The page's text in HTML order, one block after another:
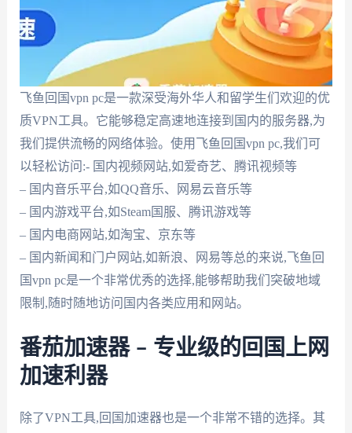
飞鱼回国vpn pc是一款深受海外华人和留学生们欢迎的优
质VPN工具。它能够稳定高速地连接到国内的服务器,为
我们提供流畅的网络体验。使用飞鱼回国vpn pc,我们可
以轻松访问:- 国内视频网站,如爱奇艺、腾讯视频等
– 国内音乐平台,如QQ音乐、网易云音乐等
– 国内游戏平台,如Steam国服、腾讯游戏等
– 国内电商网站,如淘宝、京东等
– 国内新闻和门户网站,如新浪、网易等总的来说,飞鱼回
国vpn pc是一个非常优秀的选择,能够帮助我们突破地域
限制,随时随地访问国内各类应用和网站。
番茄加速器 – 专业级的回国上网
加速利器
除了VPN工具,回国加速器也是一个非常不错的选择。其